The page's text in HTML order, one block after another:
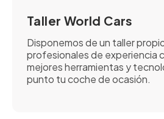
Taller World Cars
Disponemos de un taller
profesionales de experiencia
mejores herramientas y
punto tu coche de ocasión.